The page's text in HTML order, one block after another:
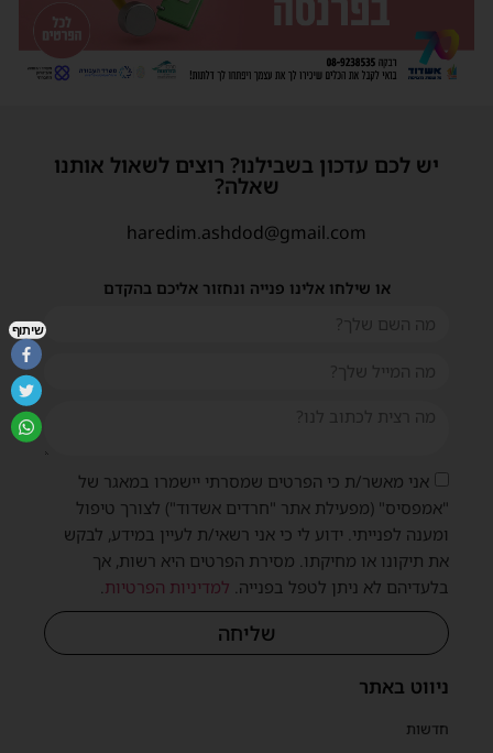
ניווט באתר
חדשות
יש לכם עדכון בשבילנו? רוצים לשאול אותנו
שאלה?
haredim.ashdod@gmail.com
או שילחו אלינו פנייה ונחזור אליכם בהקדם
אני מאשר/ת כי הפרטים שמסרתי יישמרו במאגר של
"אמפסיס" (מפעילת אתר "חרדים אשדוד") לצורך טיפול
ומענה לפנייתי. ידוע לי כי אני רשאי/ת לעיין במידע, לבקש
את תיקונו או מחיקתו. מסירת הפרטים היא רשות, אך
בלעדיהם לא ניתן לטפל בפנייה. למדיניות הפרטיות.
שליחה
שיתוף